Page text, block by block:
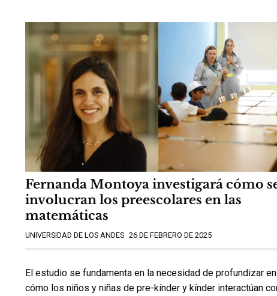
Fernanda Montoya investigará cómo
involucran los preescolares en las
matemáticas
UNIVERSIDAD DE LOS ANDES 26 DE FEBRERO DE 2025
El estudio se fundamenta en la necesidad de profundizar en
cómo los niños y niñas de pre-kínder y kínder interactúan